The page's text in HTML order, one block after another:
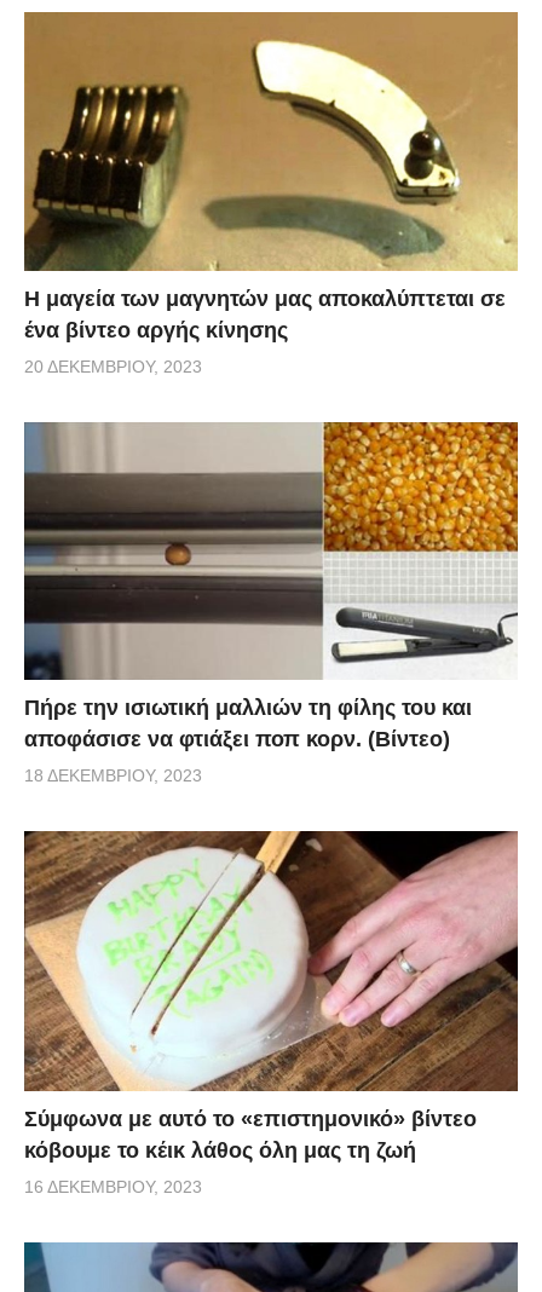
Η μαγεία των μαγνητών μας αποκαλύπτεται σε
ένα βίντεο αργής κίνησης
20 ΔΕΚΕΜΒΡΊΟΥ, 2023
Πήρε την ισιωτική μαλλιών τη φίλης του και
αποφάσισε να φτιάξει ποπ κορν. (Βίντεο)
18 ΔΕΚΕΜΒΡΊΟΥ, 2023
Σύμφωνα με αυτό το «επιστημονικό» βίντεο
κόβουμε το κέικ λάθος όλη μας τη ζωή
16 ΔΕΚΕΜΒΡΊΟΥ, 2023